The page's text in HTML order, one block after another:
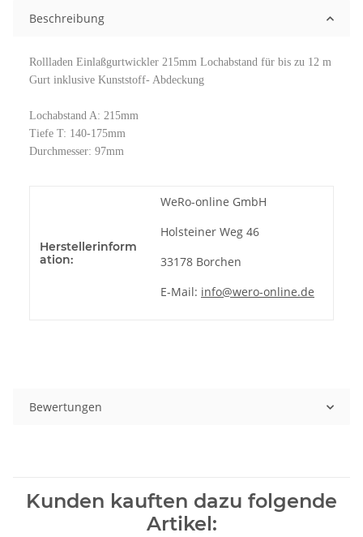
Beschreibung
Rollladen Einlaßgurtwickler 215mm Lochabstand für bis zu 12 m
Gurt inklusive Kunststoff- Abdeckung
Lochabstand A: 215mm
Tiefe T: 140-175mm
Durchmesser: 97mm
Herstellerinform
ation:
WeRo-online GmbH
Holsteiner Weg 46
33178 Borchen
E-Mail: info@wero-online.de
Bewertungen
Kunden kauften dazu folgende
Artikel: